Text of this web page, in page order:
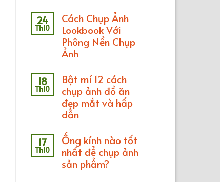
24
Th10
Cách Chụp Ảnh
Lookbook Với
Phông Nền Chụp
Ảnh
18
Th10
Bật mí 12 cách
chụp ảnh đồ ăn
đẹp mắt và hấp
dẫn
17
Th10
Ống kính nào tốt
nhất để chụp ảnh
sản phẩm?